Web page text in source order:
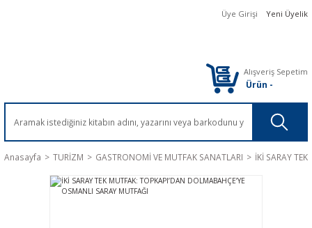
Üye Girişi Yeni Üyelik
Alışveriş Sepetim
Ürün -
Anasayfa TURİZM GASTRONOMİ VE MUTFAK SANATLARI İKİ SARAY